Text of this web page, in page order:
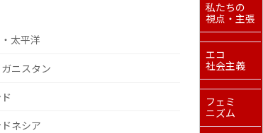
太平洋
ニスタン
ネシア
私たちの
視点・主張
エコ
社会主義
フェミ
ニズム